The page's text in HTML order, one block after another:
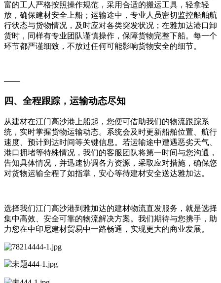
富的工人严格按照操作规范，采用合适的搬运工具，轻拿轻
放，确保建材安全上船；运输途中，专业人员密切监控船舶航
行状态与货物情况，及时应对各类突发状况；在雅加达港口卸
货时，同样有专业团队谨慎操作，保障货物完整下船。每一个
环节都严谨细致，不放过任何可能影响货物安全的细节。
——
四、全程跟踪，运输动态尽知
从建材在江门高沙港上船起，您便可借助我们的物流跟踪系
统，实时掌握货物运输动态。系统会及时更新船舶位置、航行
速度、预计到达时间等关键信息。若运输途中遭遇恶劣天气、
港口拥堵等特殊情况，我们的客服团队将第一时间与您沟通，
告知具体情况，并迅速协调各方资源，采取应对措施，确保您
对货物运输全程了如指掌，安心等待建材安全送达雅加达。
选择我们江门高沙港到雅加达的建材物流直发服务，就是选择
集中高效、安全可靠的物流解决方案。我们期待与您携手，助
力您在中印尼建材贸易中一路畅通，实现更大的商业发展。